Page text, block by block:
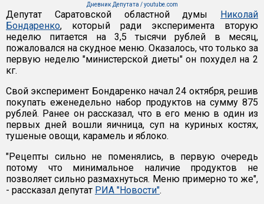
Дневник Депутата / youtube.com
Депутат Саратовской областной думы Николай
Бондаренко, который ради эксперимента вторую
неделю питается на 3,5 тысячи рублей в месяц,
пожаловался на скудное меню. Оказалось, что только за
первую неделю "министерской диеты" он похудел на 2
кг.
Свой эксперимент Бондаренко начал 24 октября, решив
покупать еженедельно набор продуктов на сумму 875
рублей. Ранее он рассказал, что в его меню в один из
первых дней вошли яичница, суп на куриных костях,
тушеные овощи, карамель и яблоко.
"Рецепты сильно не поменялись, в первую очередь
потому что минимальное наличие продуктов не
позволяет сильно размахнуться. Меню примерно то же",
- рассказал депутат РИА "Новости".